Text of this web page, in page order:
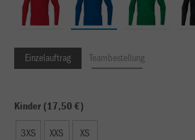
Einzelauftrag Teambestellung
Kinder (17,50 €)
3XS XXS XS